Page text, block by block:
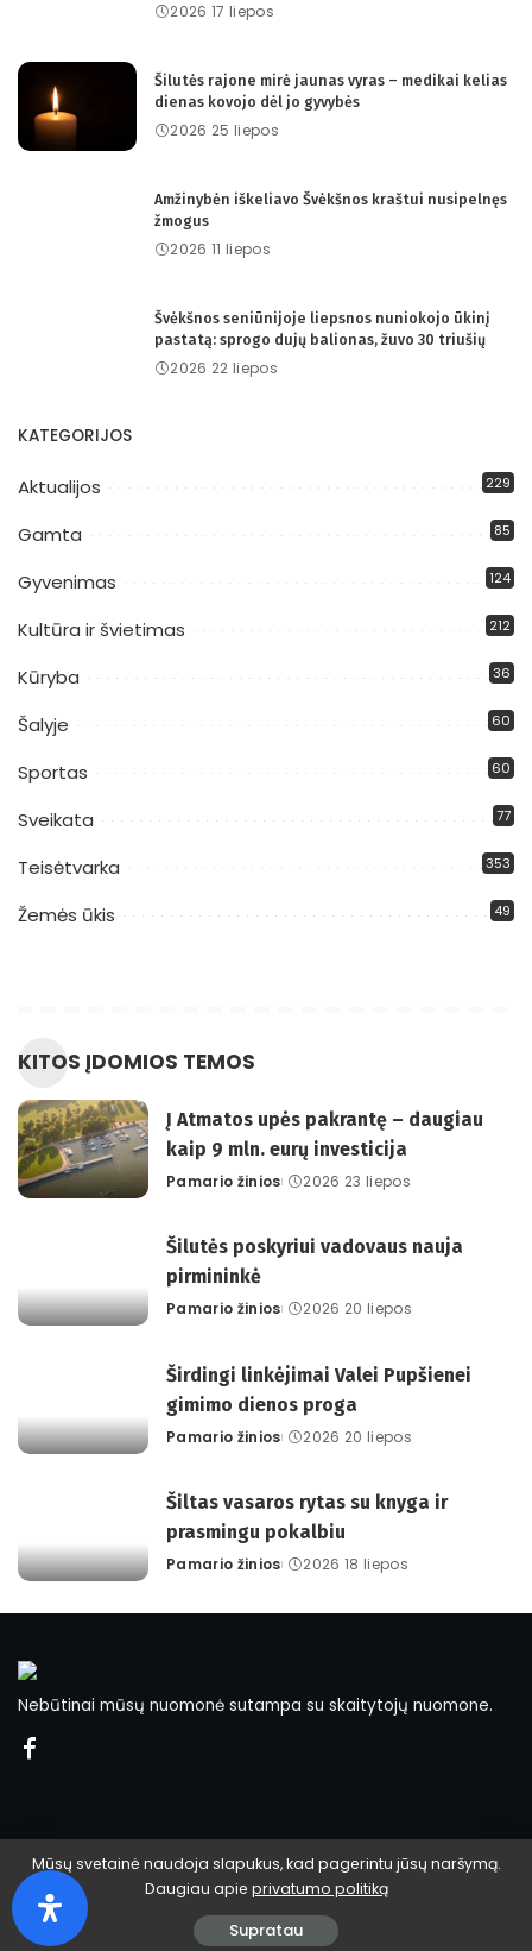
2026 17 liepos
Šilutės rajone mirė jaunas vyras – medikai kelias
dienas kovojo dėl jo gyvybės
2026 25 liepos
Amžinybėn iškeliavo Švėkšnos kraštui nusipelnęs
žmogus
2026 11 liepos
Švėkšnos seniūnijoje liepsnos nuniokojo ūkinį
pastatą: sprogo dujų balionas, žuvo 30 triušių
2026 22 liepos
KATEGORIJOS
Aktualijos 229
Gamta 85
Gyvenimas 124
Kultūra ir švietimas 212
Kūryba 36
Šalyje 60
Sportas 60
Sveikata 77
Teisėtvarka 353
Žemės ūkis 49
KITOS ĮDOMIOS TEMOS
Į Atmatos upės pakrantę – daugiau
kaip 9 mln. eurų investicija
Posted
Pamario žinios 2026 23 liepos
Šilutės poskyriui vadovaus nauja
pirmininkė
Posted
Pamario žinios 2026 20 liepos
Širdingi linkėjimai Valei Pupšienei
gimimo dienos proga
Posted
Pamario žinios 2026 20 liepos
Šiltas vasaros rytas su knyga ir
prasmingu pokalbiu
Posted
Pamario žinios 2026 18 liepos
Nebūtinai mūsų nuomonė sutampa su skaitytojų nuomone.
© 2024 Pamario žinios.
Mūsų svetainė naudoja slapukus, kad pagerintu jūsų naršymą.
Daugiau apie privatumo politiką
Supratau